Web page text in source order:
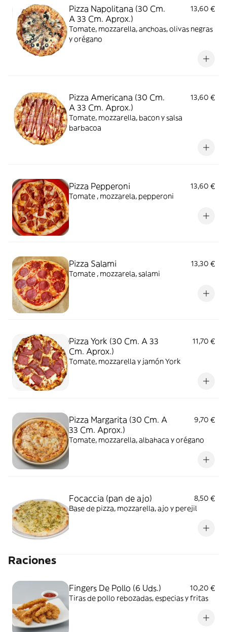
Pizza Napolitana (30 Cm.
A 33 Cm. Aprox.)
13,60 €
Tomate, mozzarella, anchoas, olivas negras
y orégano
Pizza Americana (30 Cm.
A 33 Cm. Aprox.)
13,60 €
Tomate, mozzarella, bacon y salsa
barbacoa
Pizza Pepperoni
13,60 €
Tomate , mozzarela, pepperoni
Pizza Salami
13,30 €
Tomate , mozzarela, salami
Pizza York (30 Cm. A 33
Cm. Aprox.)
11,70 €
Tomate, mozzarella y jamón York
Pizza Margarita (30 Cm. A
33 Cm. Aprox.)
9,70 €
Tomate, mozzarella, albahaca y orégano
Focaccia (pan de ajo)
8,50 €
Base de pizza, mozzarella, ajo y perejil
Raciones
Fingers De Pollo (6 Uds.)
10,20 €
Tiras de pollo rebozadas, especias y fritas